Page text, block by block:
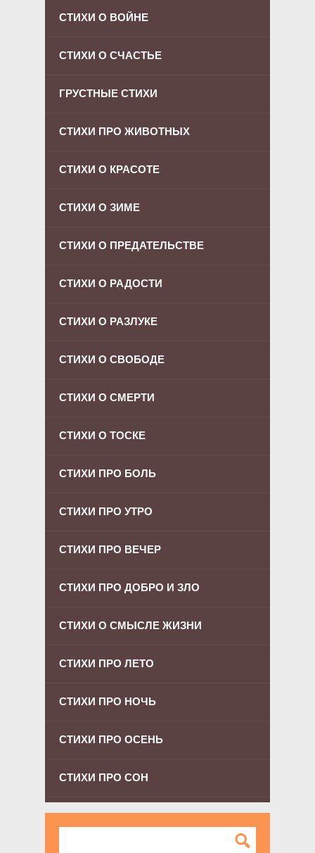
СТИХИ О ВОЙНЕ
СТИХИ О СЧАСТЬЕ
ГРУСТНЫЕ СТИХИ
СТИХИ ПРО ЖИВОТНЫХ
СТИХИ О КРАСОТЕ
СТИХИ О ЗИМЕ
СТИХИ О ПРЕДАТЕЛЬСТВЕ
СТИХИ О РАДОСТИ
СТИХИ О РАЗЛУКЕ
СТИХИ О СВОБОДЕ
СТИХИ О СМЕРТИ
СТИХИ О ТОСКЕ
СТИХИ ПРО БОЛЬ
СТИХИ ПРО УТРО
СТИХИ ПРО ВЕЧЕР
СТИХИ ПРО ДОБРО И ЗЛО
СТИХИ О СМЫСЛЕ ЖИЗНИ
СТИХИ ПРО ЛЕТО
СТИХИ ПРО НОЧЬ
СТИХИ ПРО ОСЕНЬ
СТИХИ ПРО СОН